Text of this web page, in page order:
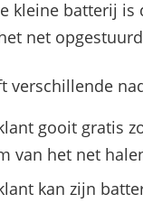
kleine batterij is
net
verschillende
gooit gratis
van het net
kan zijn